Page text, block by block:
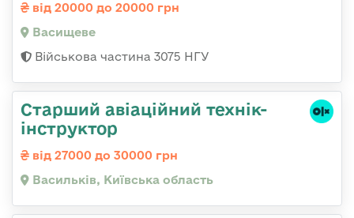
від 20000 до 20000 грн
Васищеве
Військова частина 3075 НГУ
Старший авіаційний технік-
інструктор
від 27000 до 30000 грн
Васильків, Київська область